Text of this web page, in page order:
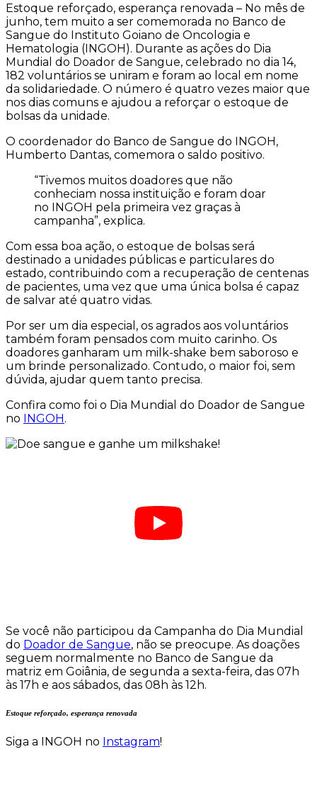
Estoque reforçado, esperança renovada – No mês de
junho, tem muito a ser comemorada no Banco de
Sangue do Instituto Goiano de Oncologia e
Hematologia (INGOH). Durante as ações do Dia
Mundial do Doador de Sangue, celebrado no dia 14,
182 voluntários se uniram e foram ao local em nome
da solidariedade. O número é quatro vezes maior que
nos dias comuns e ajudou a reforçar o estoque de
bolsas da unidade.
O coordenador do Banco de Sangue do INGOH,
Humberto Dantas, comemora o saldo positivo.
“Tivemos muitos doadores que não
conheciam nossa instituição e foram doar
no INGOH pela primeira vez graças à
campanha”, explica.
Com essa boa ação, o estoque de bolsas será
destinado a unidades públicas e particulares do
estado, contribuindo com a recuperação de centenas
de pacientes, uma vez que uma única bolsa é capaz
de salvar até quatro vidas.
Por ser um dia especial, os agrados aos voluntários
também foram pensados com muito carinho. Os
doadores ganharam um milk-shake bem saboroso e
um brinde personalizado. Contudo, o maior foi, sem
dúvida, ajudar quem tanto precisa.
Confira como foi o Dia Mundial do Doador de Sangue
no INGOH.
Se você não participou da Campanha do Dia Mundial
do Doador de Sangue, não se preocupe. As doações
seguem normalmente no Banco de Sangue da
matriz em Goiânia, de segunda a sexta-feira, das 07h
às 17h e aos sábados, das 08h às 12h.
Estoque reforçado, esperança renovada
Siga a INGOH no Instagram!